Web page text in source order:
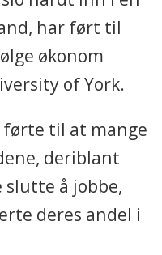
har ført til
økonom
of York.
førte til at mange
deriblant
slutte å jobbe,
deres andel i